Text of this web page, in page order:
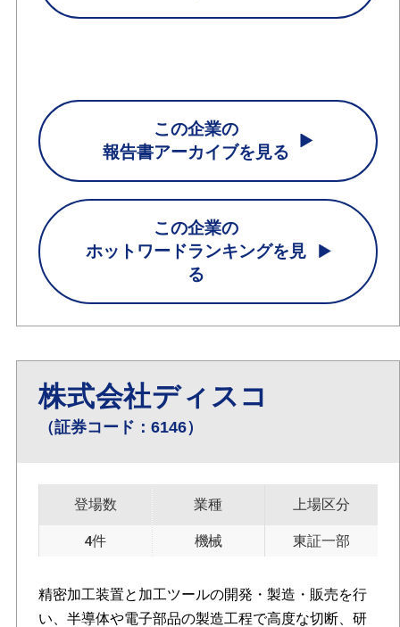
この企業の
報告書アーカイブを見る
この企業の
ホットワードランキングを見
る
株式会社ディスコ
（証券コード：6146）
登場数
4件
業種
機械
上場区分
東証一部
精密加工装置と加工ツールの開発・製造・販売を行
い、半導体や電子部品の製造工程で高度な切断、研